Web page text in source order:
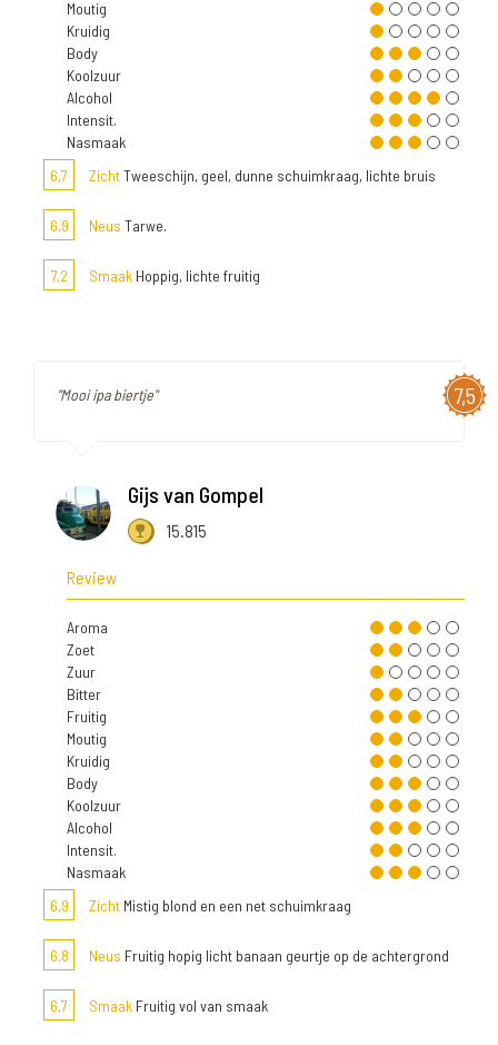
Moutig
Kruidig
Body
Koolzuur
Alcohol
Intensit.
Nasmaak
6,7
ZichtTweeschijn, geel, dunne schuimkraag, lichte bruis
6,9 Neus Tarwe.
7,2 Smaak Hoppig, lichte fruitig
7,5
"Mooi ipa biertje"
Gijs van Gompel
15.815
Review
Aroma
Zoet
Zuur
Bitter
Fruitig
Moutig
Kruidig
Body
Koolzuur
Alcohol
Intensit.
Nasmaak
6,9
Zicht Mistig blond en een net schuimkraag
6,8 Neus Fruitig hopig licht banaan geurtje op de achtergrond
6,7 Smaak Fruitig vol van smaak